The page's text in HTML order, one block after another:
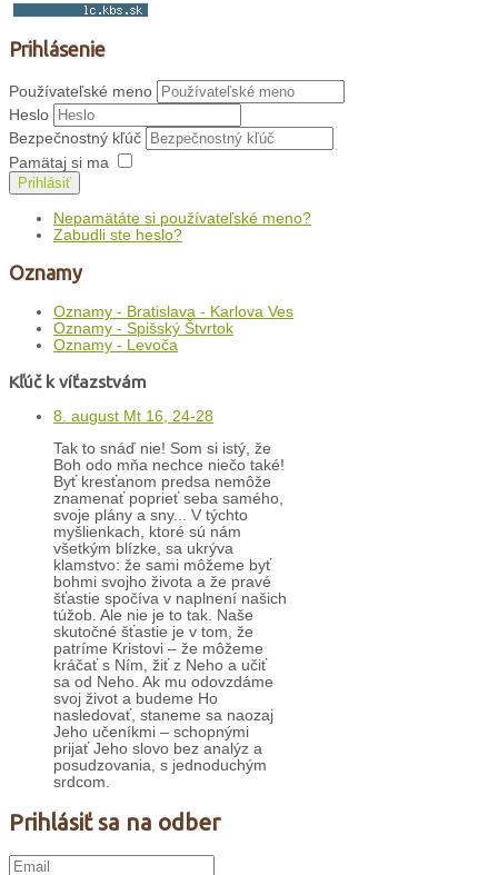
Prihlásenie
Používateľské meno
Heslo
Bezpečnostný kľúč
Pamätaj si ma
Prihlásiť
Nepamätáte si používateľské meno?
Zabudli ste heslo?
Oznamy
Oznamy - Bratislava - Karlova Ves
Oznamy - Spišský Štvrtok
Oznamy - Levoča
Kľúč k víťazstvám
8. august Mt 16, 24-28
Tak to snáď nie! Som si istý, že
Boh odo mňa nechce niečo také!
Byť kresťanom predsa nemôže
znamenať poprieť seba samého,
svoje plány a sny... V týchto
myšlienkach, ktoré sú nám
všetkým blízke, sa ukrýva
klamstvo: že sami môžeme byť
bohmi svojho života a že pravé
šťastie spočíva v naplnení našich
túžob. Ale nie je to tak. Naše
skutočné šťastie je v tom, že
patríme Kristovi – že môžeme
kráčať s Ním, žiť z Neho a učiť
sa od Neho. Ak mu odovzdáme
svoj život a budeme Ho
nasledovať, staneme sa naozaj
Jeho učeníkmi – schopnými
prijať Jeho slovo bez analýz a
posudzovania, s jednoduchým
srdcom.
Prihlásiť sa na odber